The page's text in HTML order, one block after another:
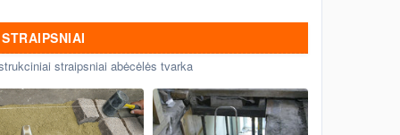
STRAIPSNIAI
straipsniai abėcėlės tvarka